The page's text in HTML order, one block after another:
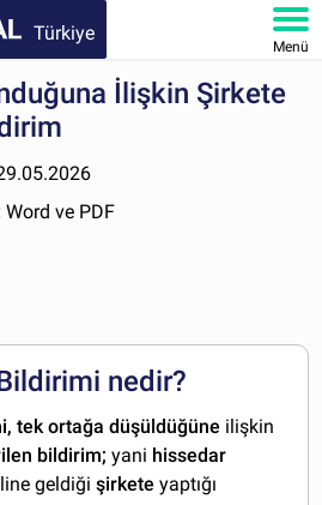
Türkiye
Menü
İlişkin Şirkete
Word ve PDF
nedir?
tek ortağa düşüldüğüne ilişkin
bildirim;yani hissedar
geldiği şirketeyaptığı